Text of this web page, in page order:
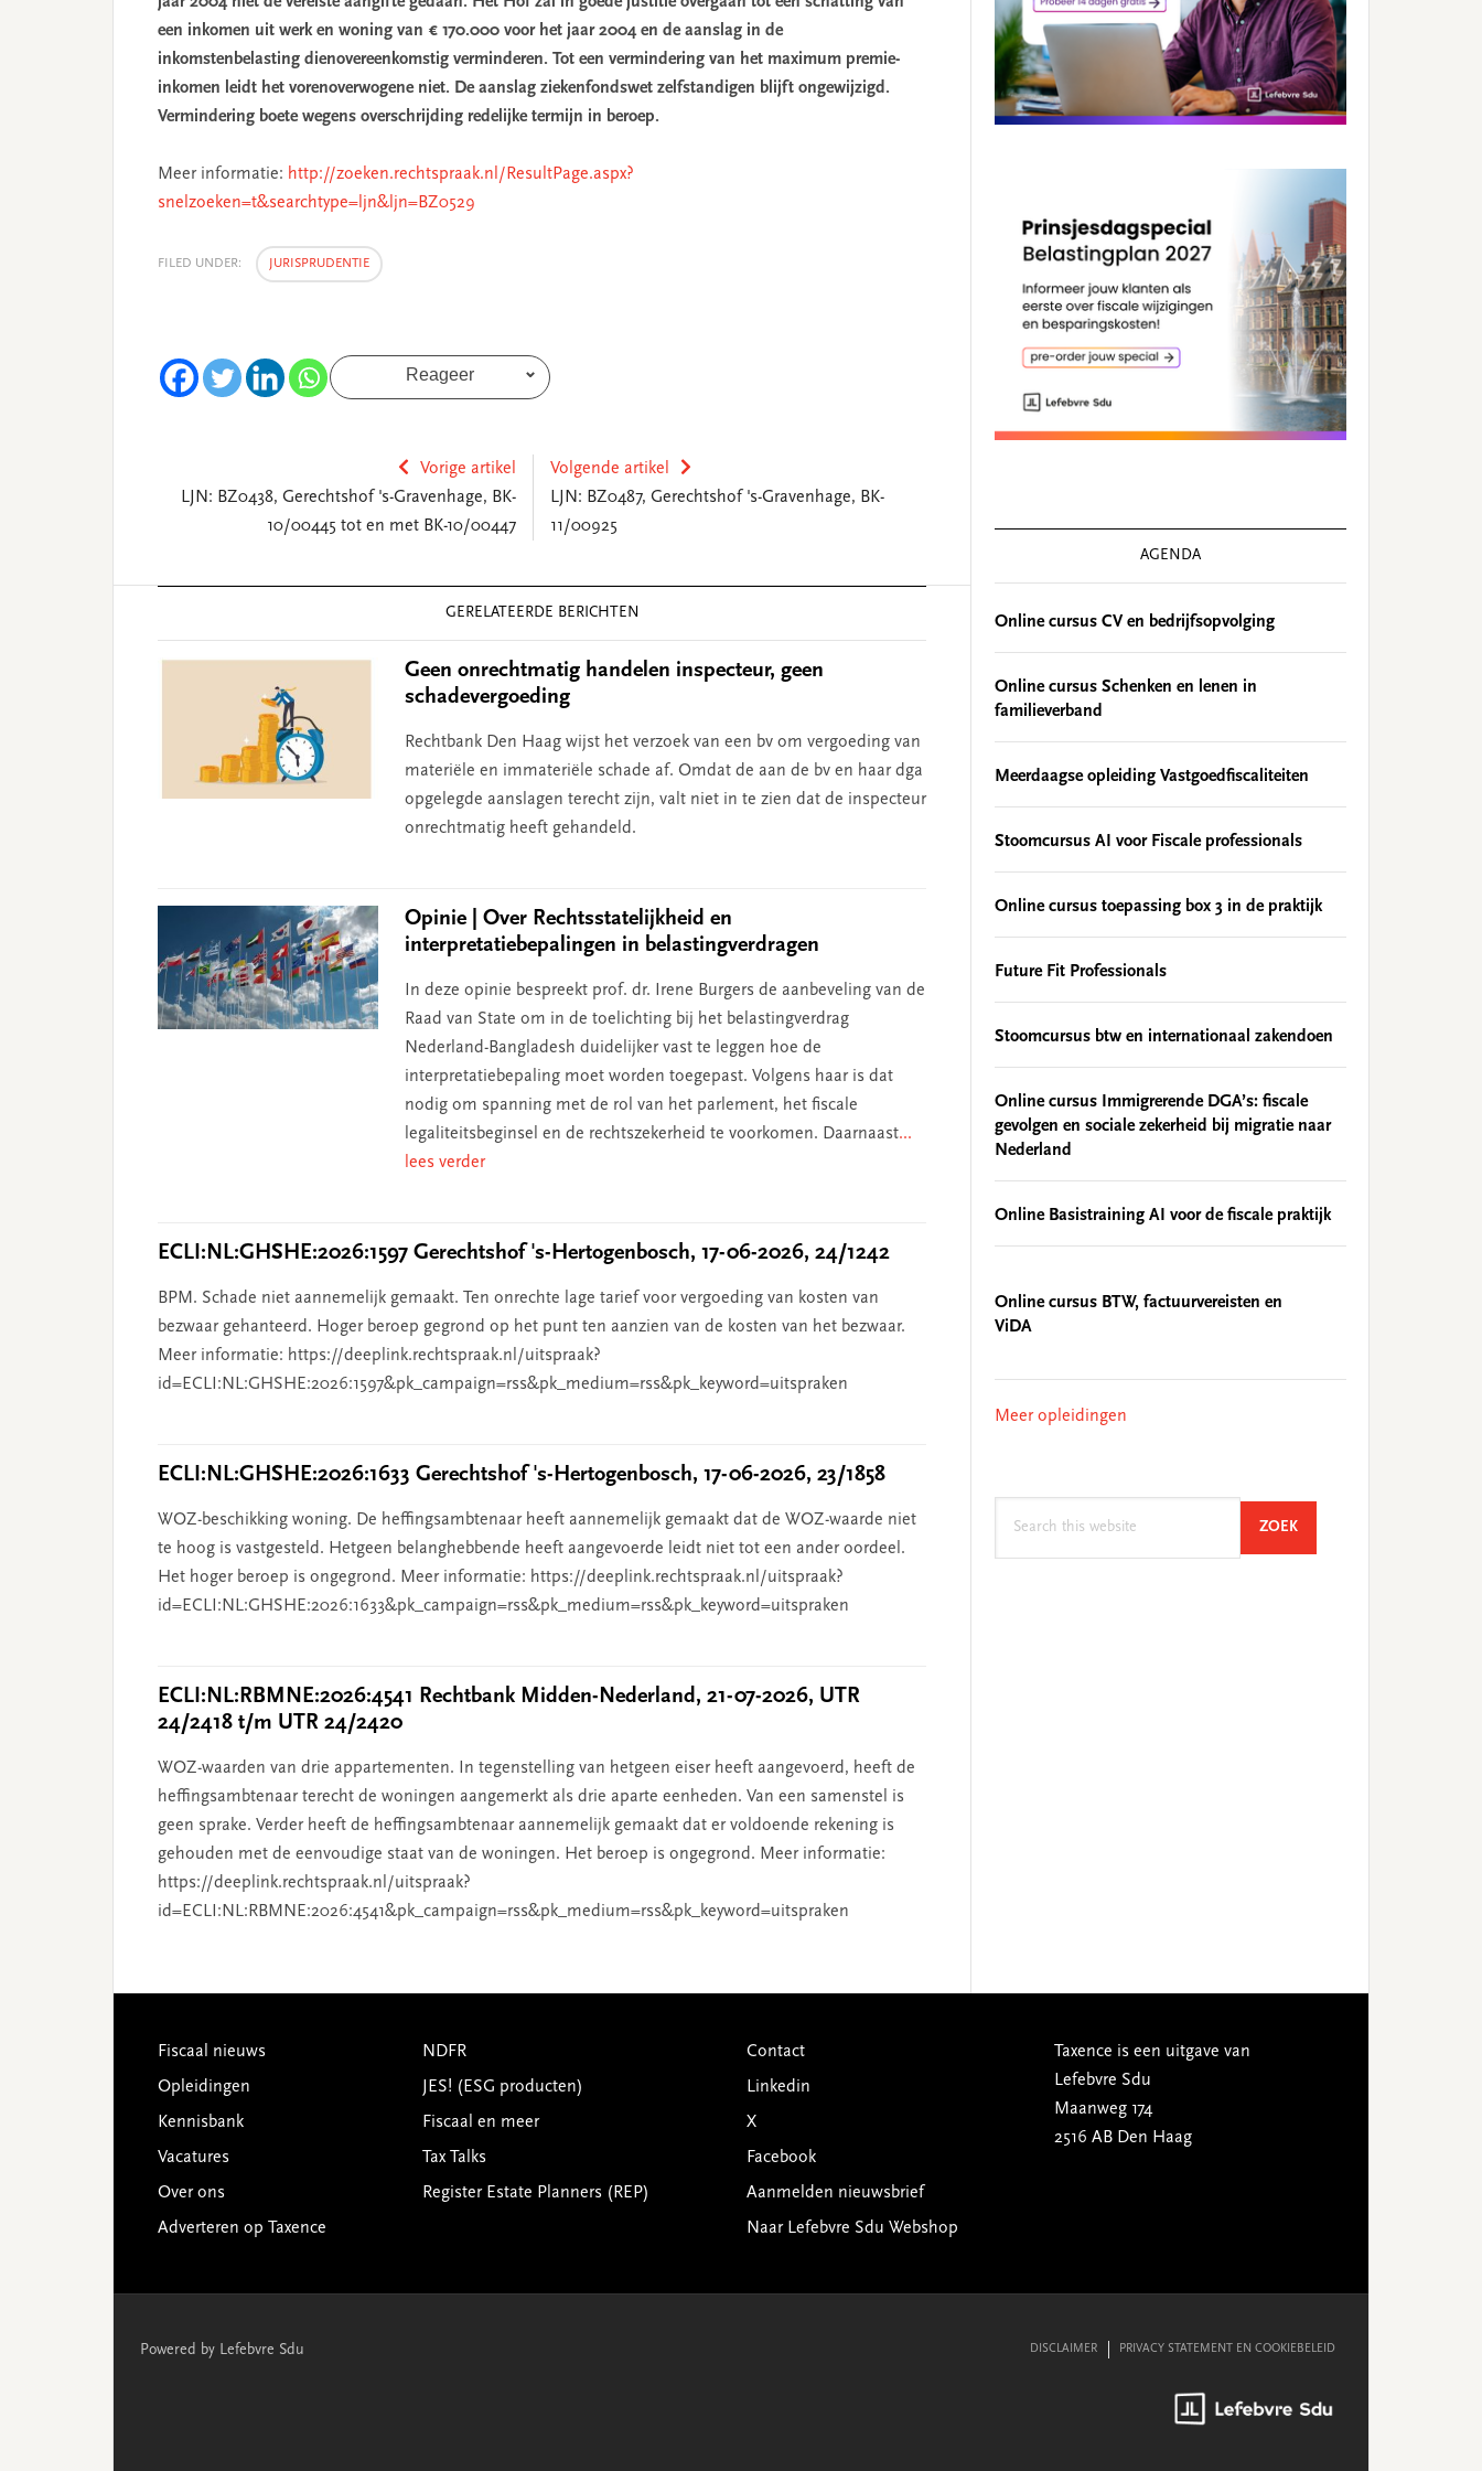
een inkomen uit werk en woning van € 170.000 voor het jaar 2004 en de aanslag in de
inkomstenbelasting dienovereenkomstig verminderen. Tot een vermindering van het maximum premie-
inkomen leidt het vorenoverwogene niet. De aanslag ziekenfondswet zelfstandigen blijft ongewijzigd.
Vermindering boete wegens overschrijding redelijke termijn in beroep.
Meer informatie: http://zoeken.rechtspraak.nl/ResultPage.aspx?
snelzoeken=t&searchtype=ljn&ljn=BZ0529
FILED UNDER: JURISPRUDENTIE
Reageer
Vorige artikel
LJN: BZ0438, Gerechtshof 's-Gravenhage, BK-
10/00445 tot en met BK-10/00447
Volgende artikel
LJN: BZ0487, Gerechtshof 's-Gravenhage, BK-
11/00925
GERELATEERDE BERICHTEN
Geen onrechtmatig handelen inspecteur, geen
schadevergoeding
Rechtbank Den Haag wijst het verzoek van een bv om vergoeding van
materiële en immateriële schade af. Omdat de aan de bv en haar dga
opgelegde aanslagen terecht zijn, valt niet in te zien dat de inspecteur
onrechtmatig heeft gehandeld.
Opinie | Over Rechtsstatelijkheid en
interpretatiebepalingen in belastingverdragen
In deze opinie bespreekt prof. dr. Irene Burgers de aanbeveling van de
Raad van State om in de toelichting bij het belastingverdrag
Nederland-Bangladesh duidelijker vast te leggen hoe de
interpretatiebepaling moet worden toegepast. Volgens haar is dat
nodig om spanning met de rol van het parlement, het fiscale
legaliteitsbeginsel en de rechtszekerheid te voorkomen. Daarnaast...
lees verder
ECLI:NL:GHSHE:2026:1597 Gerechtshof 's-Hertogenbosch, 17-06-2026, 24/1242
BPM. Schade niet aannemelijk gemaakt. Ten onrechte lage tarief voor vergoeding van kosten van
bezwaar gehanteerd. Hoger beroep gegrond op het punt ten aanzien van de kosten van het bezwaar.
Meer informatie: https://deeplink.rechtspraak.nl/uitspraak?
id=ECLI:NL:GHSHE:2026:1597&pk_campaign=rss&pk_medium=rss&pk_keyword=uitspraken
ECLI:NL:GHSHE:2026:1633 Gerechtshof 's-Hertogenbosch, 17-06-2026, 23/1858
WOZ-beschikking woning. De heffingsambtenaar heeft aannemelijk gemaakt dat de WOZ-waarde niet
te hoog is vastgesteld. Hetgeen belanghebbende heeft aangevoerde leidt niet tot een ander oordeel.
Het hoger beroep is ongegrond. Meer informatie: https://deeplink.rechtspraak.nl/uitspraak?
id=ECLI:NL:GHSHE:2026:1633&pk_campaign=rss&pk_medium=rss&pk_keyword=uitspraken
ECLI:NL:RBMNE:2026:4541 Rechtbank Midden-Nederland, 21-07-2026, UTR
24/2418 t/m UTR 24/2420
WOZ-waarden van drie appartementen. In tegenstelling van hetgeen eiser heeft aangevoerd, heeft de
heffingsambtenaar terecht de woningen aangemerkt als drie aparte eenheden. Van een samenstel is
geen sprake. Verder heeft de heffingsambtenaar aannemelijk gemaakt dat er voldoende rekening is
gehouden met de eenvoudige staat van de woningen. Het beroep is ongegrond. Meer informatie:
https://deeplink.rechtspraak.nl/uitspraak?
id=ECLI:NL:RBMNE:2026:4541&pk_campaign=rss&pk_medium=rss&pk_keyword=uitspraken
AGENDA
Online cursus CV en bedrijfsopvolging
Online cursus Schenken en lenen in
familieverband
Meerdaagse opleiding Vastgoedfiscaliteiten
Stoomcursus AI voor Fiscale professionals
Online cursus toepassing box 3 in de praktijk
Future Fit Professionals
Stoomcursus btw en internationaal zakendoen
Online cursus Immigrerende DGA’s: fiscale
gevolgen en sociale zekerheid bij migratie naar
Nederland
Online Basistraining AI voor de fiscale praktijk
Online cursus BTW, factuurvereisten en
ViDA
Meer opleidingen
ZOEKSEARCH
Footer
Fiscaal nieuws
Opleidingen
Kennisbank
Vacatures
Over ons
Adverteren op Taxence
NDFR
JES! (ESG producten)
Fiscaal en meer
Tax Talks
Register Estate Planners (REP)
Contact
Linkedin
X
Facebook
Aanmelden nieuwsbrief
Naar Lefebvre Sdu Webshop
Taxence is een uitgave van
Lefebvre Sdu
Maanweg 174
2516 AB Den Haag
Powered by Lefebvre Sdu DISCLAIMER PRIVACY STATEMENT EN COOKIEBELEID